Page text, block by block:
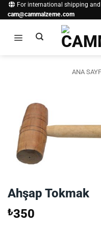
İçeriğe
atla
For international shipping
cam@cammalzeme.com
ANA
Ahşap Tokmak
₺350